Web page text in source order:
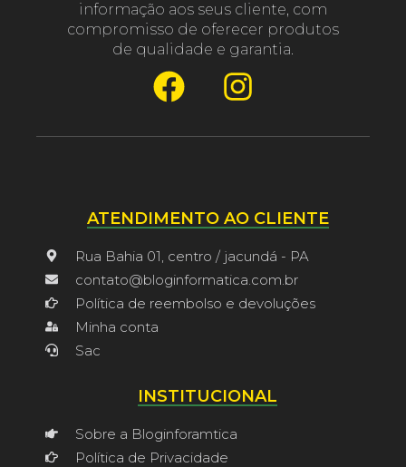
informação aos seus cliente, com
compromisso de oferecer produtos
de qualidade e garantia.
ATENDIMENTO AO CLIENTE
Rua Bahia 01, centro / jacundá - PA
contato@bloginformatica.com.br
Política de reembolso e devoluções
Minha conta
Sac
INSTITUCIONAL
Sobre a Bloginforamtica
Política de Privacidade